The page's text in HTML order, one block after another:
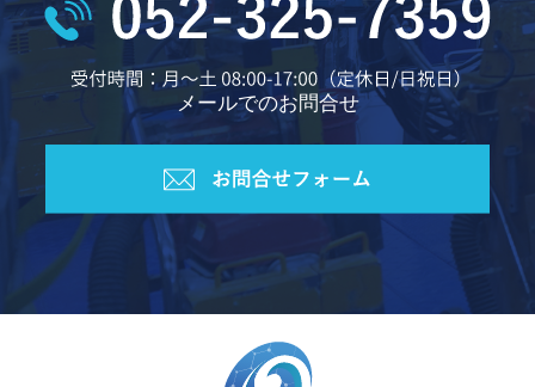
メールでのお問合せ